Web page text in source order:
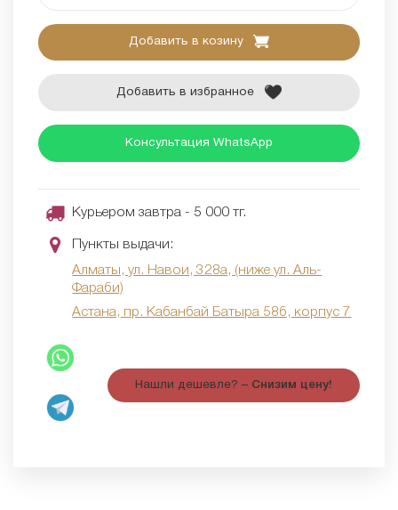
Добавить в козину
Добавить в избранное
Консультация WhatsApp
Курьером завтра - 5 000 тг.
Пункты выдачи:
Алматы, ул. Навои, 328а, (ниже ул. Аль-
Фараби)
Астана, пр. Кабанбай Батыра 58б, корпус 7
Нашли дешевле? – Снизим цену!